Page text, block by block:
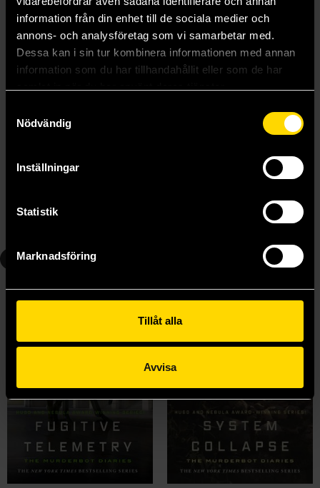
information från din enhet till de sociala medier och
annons- och analysföretag som vi samarbetar med.
Dessa kan i sin tur kombinera informationen med annan
information som du har tillhandahållit eller som de har
Nödvändig
Inställningar
Statistik
Marknadsföring
Tillåt alla
Avvisa
Martha Wells
Längre leveranstid